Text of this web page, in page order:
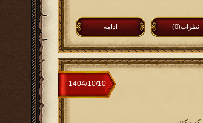
ادامه نظرات(0)
‏1404/10/10